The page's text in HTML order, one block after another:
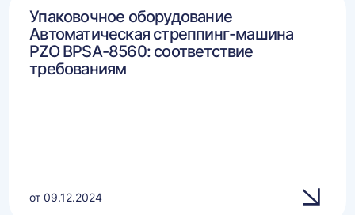
Упаковочное оборудование
Автоматическая стреппинг-машина
PZO BPSA-8560: соответствие
требованиям
от 09.12.2024